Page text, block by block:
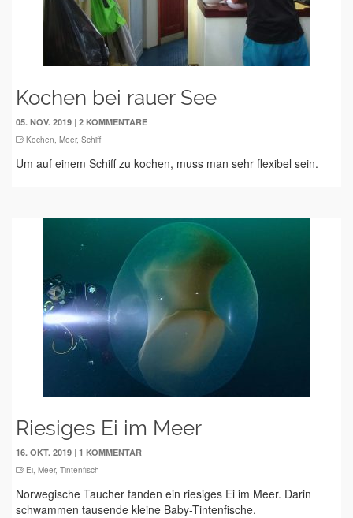
Kochen bei rauer See
05. NOV. 2019 | 2 KOMMENTARE
Kochen, Meer, Schiff
Um auf einem Schiff zu kochen, muss man sehr flexibel sein.
Riesiges Ei im Meer
16. OKT. 2019 | 1 KOMMENTAR
Ei, Meer, Tintenfisch
Norwegische Taucher fanden ein riesiges Ei im Meer. Darin
schwammen tausende kleine Baby-Tintenfische.